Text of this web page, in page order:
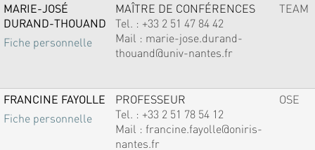
MARIE-JOSÉ
DURAND-THOUAND
Fiche personnelle
MAÎTRE DE CONFÉRENCES
Tel. : +33 2 51 47 84 42
Mail : marie-jose.durand-
thouand@univ-nantes.fr
TEAM
FRANCINE FAYOLLE
Fiche personnelle
PROFESSEUR
Tel. : +33 2 51 78 54 12
Mail : francine.fayolle@oniris-
nantes.fr
OSE